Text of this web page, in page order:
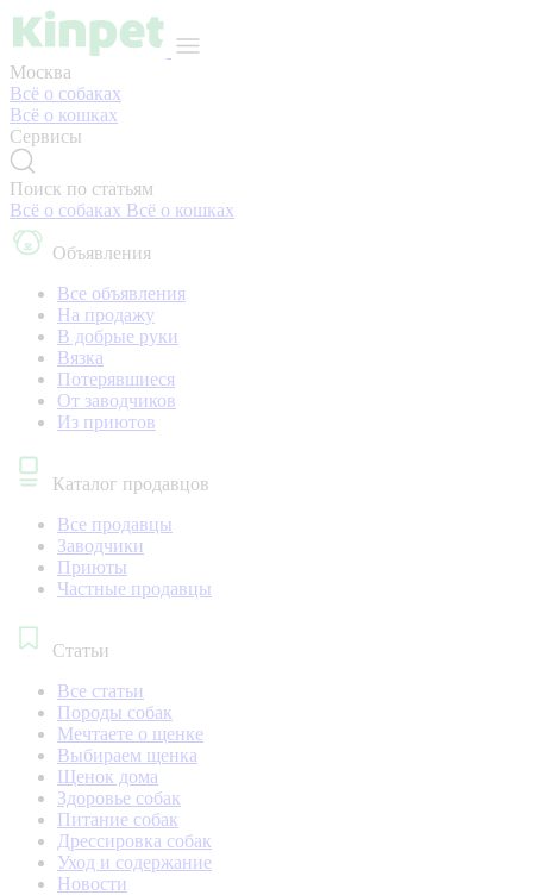
Москва
Всё о собаках
Всё о кошках
Сервисы
Поиск по статьям
Всё о собаках Всё о кошках
Объявления
Все объявления
На продажу
В добрые руки
Вязка
Потерявшиеся
От заводчиков
Из приютов
Каталог продавцов
Все продавцы
Заводчики
Приюты
Частные продавцы
Статьи
Все статьи
Породы собак
Мечтаете о щенке
Выбираем щенка
Щенок дома
Здоровье собак
Питание собак
Дрессировка собак
Уход и содержание
Новости